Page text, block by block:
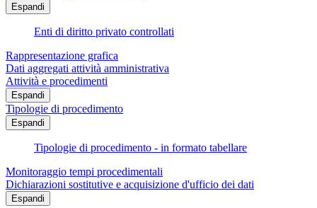
Espandi
Enti di diritto privato controllati
Rappresentazione grafica
Dati aggregati attività amministrativa
Attività e procedimenti
Espandi
Tipologie di procedimento
Espandi
Tipologie di procedimento - in formato tabellare
Monitoraggio tempi procedimentali
Dichiarazioni sostitutive e acquisizione d'ufficio dei dati
Espandi